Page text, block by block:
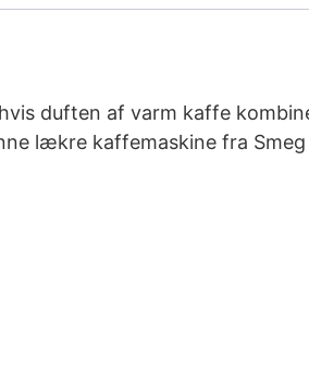
duften af varm kaffe
lækre kaffemaskine fra Smeg